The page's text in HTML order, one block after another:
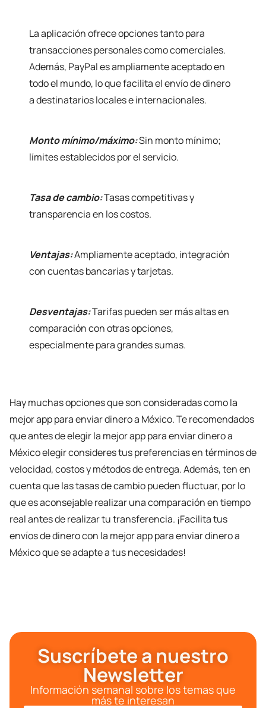
La aplicación ofrece opciones tanto para
transacciones personales como comerciales.
Además, PayPal es ampliamente aceptado en
todo el mundo, lo que facilita el envío de dinero
a destinatarios locales e internacionales.
Monto mínimo/máximo:Sin monto mínimo;
límites establecidos por el servicio.
Tasa de cambio:Tasas competitivas y
transparencia en los costos.
Ventajas:Ampliamente aceptado, integración
con cuentas bancarias y tarjetas.
Desventajas:Tarifas pueden ser más altas en
comparación con otras opciones,
especialmente para grandes sumas.
Hay muchas opciones que son consideradas como la
mejor app para enviar dinero a México. Te recomendados
que antes de elegir la mejor app para enviar dinero a
México elegir consideres tus preferencias en términos de
velocidad, costos y métodos de entrega. Además, ten en
cuenta que las tasas de cambio pueden fluctuar, por lo
que es aconsejable realizar una comparación en tiempo
real antes de realizar tu transferencia. ¡Facilita tus
envíos de dinero con la mejor app para enviar dinero a
México que se adapte a tus necesidades!
Suscríbete a nuestro
Newsletter
Información semanal sobre los temas que
más te interesan